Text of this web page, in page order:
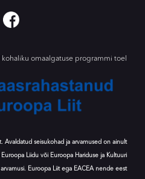
omaalgatuse programmi toel
Avaldatud seisukohad ja arvamused on ainult
Liidu või Euroopa Hariduse ja Kultuuri
Euroopa Liit ega EACEA nende eest